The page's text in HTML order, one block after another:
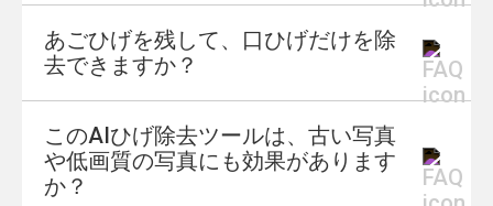
でひげなしに加工できます。
写真をアップロードし、スタイルを選ぶだけ
で、わずか数秒でクリーンシェーブバージョ
ンをダウンロードできます。
はい、ございます！
当社の『ひげ除去フィルター』は、高度なAI
を活用して顔のひげを自動で検知・除去**し
ます。手作業による編集は一切不要で、ワン
クリックでひげや口ひげを除去するスマート
なフィルターとして機能します。
あごひげを残して、口ひげだけを除
去できますか？
はい、可能です。
YouCam AIひげ除去ツールは、口ひげ除去フ
このAIひげ除去ツールは、古い写真
や低画質の写真にも効果があります
か？